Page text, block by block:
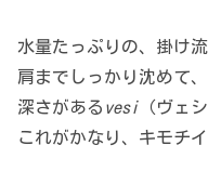
水量たっぷりの、掛け流
肩までしっかり沈めて
深さがある vesi （ヴェ
これがかなり、キモチイ